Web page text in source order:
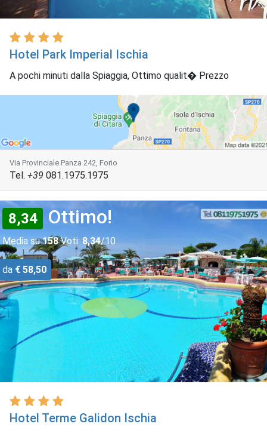
Hotel Park Imperial Ischia
A pochi minuti dalla Spiaggia, Ottimo qualit� Prezzo
Via Provinciale Panza 242, Forio
Tel. +39 081.1975.1975
8,34 Ottimo!
Media su158Voti: 8,34/10
da € 58,50
Hotel Terme Galidon Ischia